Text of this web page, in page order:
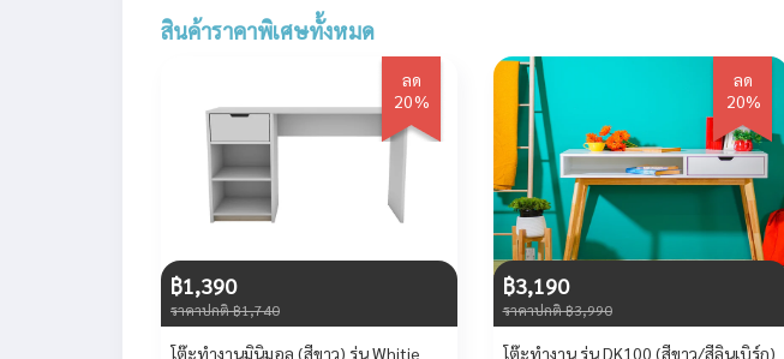
สินค้าราคาพิเศษทั้งหมด
ลด
20%
฿1,390
ราคาปกติ ฿1,740
โต๊ะทำงานมินิมอล (สีขาว) รุ่น Whitie
ลด
20%
฿3,190
ราคาปกติ ฿3,990
โต๊ะทำงาน รุ่น DK100 (สีขาว/สีลินเบิร์ก)